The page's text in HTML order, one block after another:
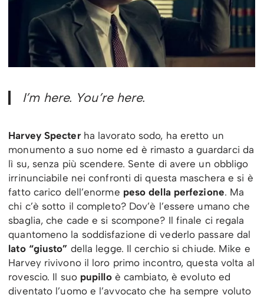
I’m here. You’re here.
Harvey Specterha lavorato sodo, ha eretto un
monumento a suo nome ed è rimasto a guardarci da
lì su, senza più scendere. Sente di avere un obbligo
irrinunciabile nei confronti di questa maschera e si è
fatto carico dell’enorme peso della perfezione. Ma
chi c’è sotto il completo? Dov’è l’essere umano che
sbaglia, che cade e si scompone? Il finale ci regala
quantomeno la soddisfazione di vederlo passare dal
lato “giusto” della legge. Il cerchio si chiude. Mike e
Harvey rivivono il loro primo incontro, questa volta al
rovescio. Il suo pupillo è cambiato, è evoluto ed
diventato l’uomo e l’avvocato che ha sempre voluto